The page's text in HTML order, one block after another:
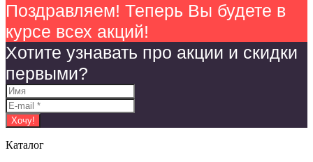
Поздравляем! Теперь Вы будете в
курсе всех акций!
Хотите узнавать про акции и скидки
первыми?
Каталог